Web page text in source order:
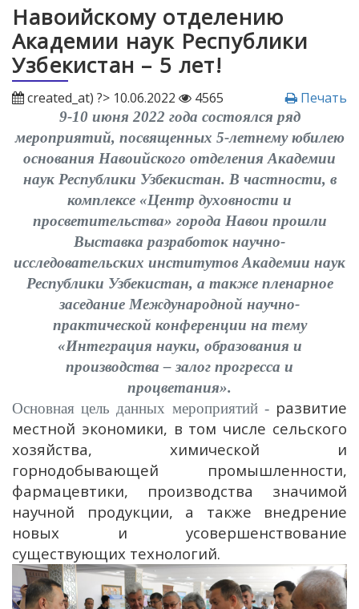
Навоийскому отделению
Академии наук Республики
Узбекистан – 5 лет!
created_at) ?> 10.06.2022 4565 Печать
9-10 июня 2022 года состоялся ряд
мероприятий, посвященных 5-летнему юбилею
основания Навоийского отделения Академии
наук Республики Узбекистан. В частности, в
комплексе «Центр духовности и
просветительства» города Навои прошли
Выставка разработок научно-
исследовательских институтов Академии наук
Республики Узбекистан, а также пленарное
заседание Международной научно-
практической конференции на тему
«Интеграция науки, образования и
производства – залог прогресса и
процветания».
Основная цель данных мероприятий - развитие
местной экономики, в том числе сельского
хозяйства, химической и
горнодобывающей промышленности,
фармацевтики, производства значимой
научной продукции, а также внедрение
новых и усовершенствование
существующих технологий.